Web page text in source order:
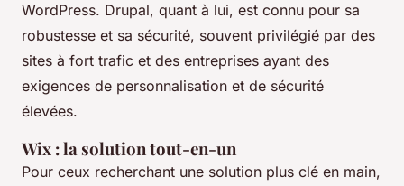
WordPress. Drupal, quant à lui, est connu pour sa
robustesse et sa sécurité, souvent privilégié par des
sites à fort trafic et des entreprises ayant des
exigences de personnalisation et de sécurité
élevées.
Wix : la solution tout-en-un
Pour ceux recherchant une solution plus clé en main,